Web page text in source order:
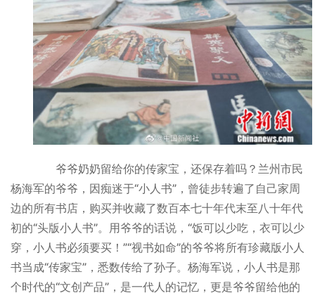
爷爷奶奶留给你的传家宝，还保存着吗？兰州市民
杨海军的爷爷，因痴迷于“小人书”，曾徒步转遍了自己家周
边的所有书店，购买并收藏了数百本七十年代末至八十年代
初的“头版小人书”。用爷爷的话说，“饭可以少吃，衣可以少
穿，小人书必须要买！”“视书如命”的爷爷将所有珍藏版小人
书当成“传家宝”，悉数传给了孙子。杨海军说，小人书是那
个时代的“文创产品”，是一代人的记忆，更是爷爷留给他的